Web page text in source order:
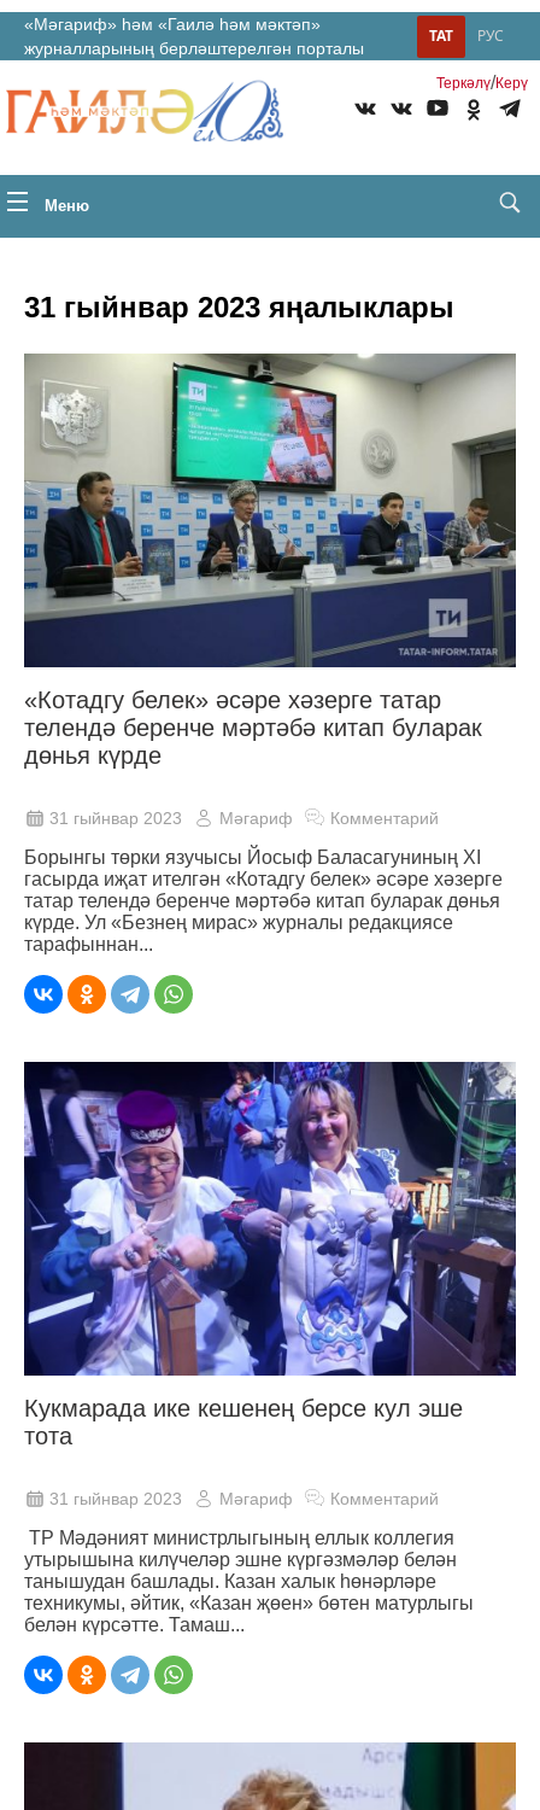
«Мәгариф» һәм «Гаилә һәм мәктәп»
журналларының берләштерелгән порталы
РУС
ТАТ
Теркəлү/Керү
Меню
31 гыйнвар 2023 яңалыклары
«Котадгу белек» әсәре хәзерге татар
телендә беренче мәртәбә китап буларак
дөнья күрде
31 гыйнвар 2023 Мәгариф Комментарий
Борынгы төрки язучысы Йосыф Баласагуниның XI
гасырда иҗат ителгән «Котадгу белек» әсәре хәзерге
татар телендә беренче мәртәбә китап буларак дөнья
күрде. Ул «Безнең мирас» журналы редакциясе
тарафыннан...
Кукмарада ике кешенең берсе кул эше
тота
31 гыйнвар 2023 Мәгариф Комментарий
ТР Мәдәният министрлыгының еллык коллегия
утырышына килүчеләр эшне күргәзмәләр белән
танышудан башлады. Казан халык һөнәрләре
техникумы, әйтик, «Казан җөен» бөтен матурлыгы
белән күрсәтте. Тамаш...